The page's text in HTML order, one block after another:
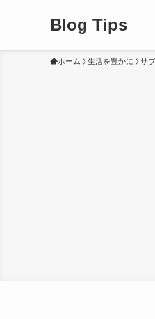
Blog Tips
ホーム 生活を豊かに サ